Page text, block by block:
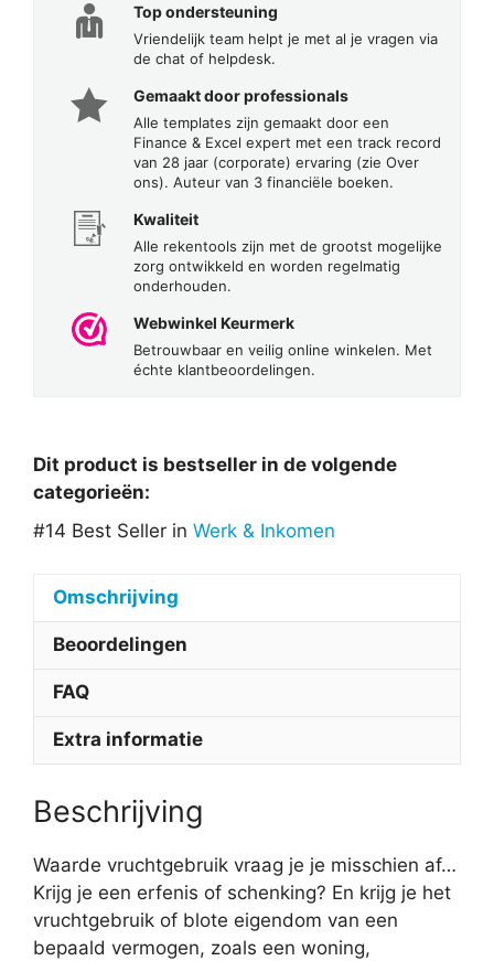
Top ondersteuning
Vriendelijk team helpt je met al je vragen via
de chat of helpdesk.
Gemaakt door professionals
Alle templates zijn gemaakt door een
Finance & Excel expert met een track record
van 28 jaar (corporate) ervaring (zie Over
ons). Auteur van 3 financiële boeken.
Kwaliteit
Alle rekentools zijn met de grootst mogelijke
zorg ontwikkeld en worden regelmatig
onderhouden.
Webwinkel Keurmerk
Betrouwbaar en veilig online winkelen. Met
échte klantbeoordelingen.
Dit product is bestseller in de volgende
categorieën:
#14 Best Seller in Werk & Inkomen
Omschrijving
Beoordelingen
FAQ
Extra informatie
Beschrijving
Waarde vruchtgebruik vraag je je misschien af…
Krijg je een erfenis of schenking? En krijg je het
vruchtgebruik of blote eigendom van een
bepaald vermogen, zoals een woning,